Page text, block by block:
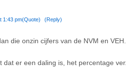
1:43 pm(Quote) (Reply)
die onzin cijfers van de NVM en VEH.
dat er een daling is, het percentage